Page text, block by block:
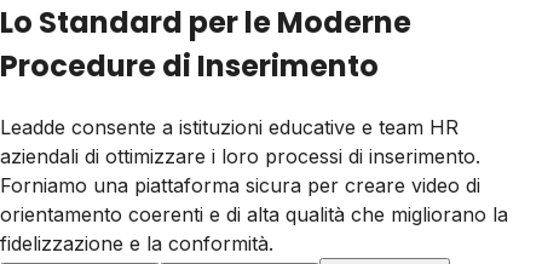
Lo Standard per le Moderne
Procedure di Inserimento
Leadde consente a istituzioni educative e team HR
aziendali di ottimizzare i loro processi di inserimento.
Forniamo una piattaforma sicura per creare video di
orientamento coerenti e di alta qualità che migliorano la
fidelizzazione e la conformità.